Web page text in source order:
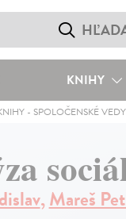
KNIHY
- SPOLOČENSKÉ VEDY
,Mareš